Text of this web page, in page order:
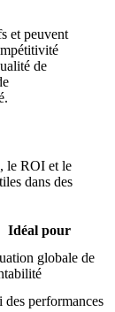
et peuvent
de
le ROI et le
dans des
Idéal pour
globale de
des performances